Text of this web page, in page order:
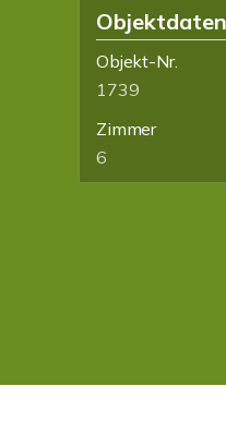
Objektdaten
Objekt-Nr.
1739
Zimmer
6